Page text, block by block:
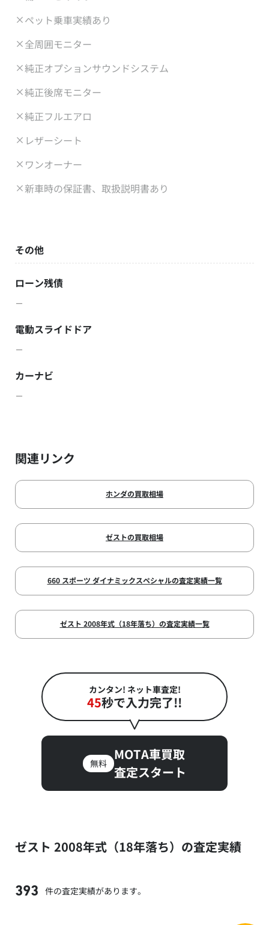
ペット乗車実績あり
全周囲モニター
純正オプションサウンドシステム
純正後席モニター
純正フルエアロ
レザーシート
ワンオーナー
新車時の保証書、取扱説明書あり
その他
ローン残債
－
電動スライドドア
－
カーナビ
－
関連リンク
ホンダの買取相場
ゼストの買取相場
660 スポーツ ダイナミックスペシャルの査定実績一覧
ゼスト 2008年式（18年落ち）の査定実績一覧
カンタン! ネット車査定!
45秒で入力完了!!
無料
MOTA車買取
査定スタート
ゼスト 2008年式（18年落ち）の査定実績
393 件の査定実績があります。